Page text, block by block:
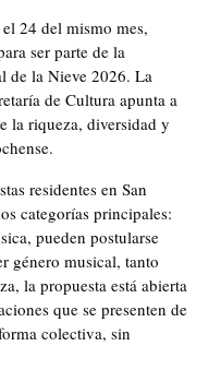
24 del mismo mes,
ser parte de la
de la Nieve 2026. La
de Cultura apunta a
la riqueza, diversidad y
residentes en San
categorías principales:
pueden postularse
género musical, tanto
la propuesta está abierta
que se presenten de
colectiva, sin